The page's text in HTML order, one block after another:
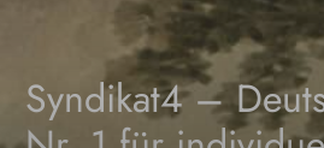
Syndikat4 –